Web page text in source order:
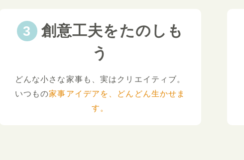
創意工夫をたのしも
う
どんな小さな家事も、実はクリエイティブ。
いつもの家事アイデアを、どんどん生かせま
す。